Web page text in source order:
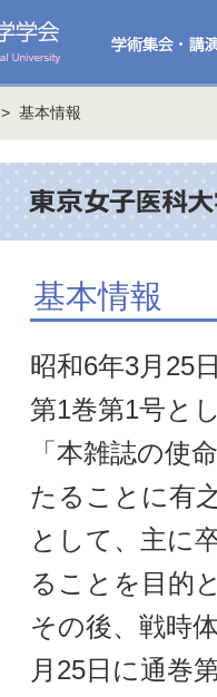
> 基本情報
基本情報
昭和6年3月25
第1巻第1号と
「本雑誌の使
たることに有
として、主に
ることを目的
その後、戦時
月25日に通巻